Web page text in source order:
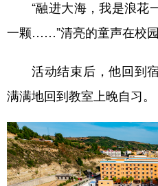
“融进大海，我是浪花
一颗……”清亮的童声在校园
活动结束后，他回到
满满地回到教室上晚自习。